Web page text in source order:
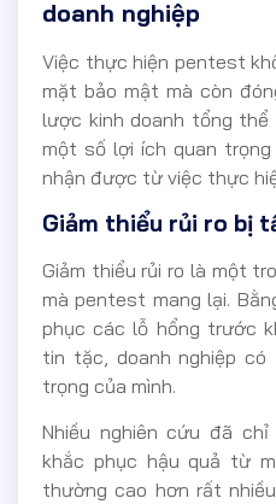
doanh nghiệp
Việc thực hiện pentest
mặt bảo mật mà còn
lược kinh doanh tổng
một số lợi ích quan
nhận được từ việc thực
Giảm thiểu rủi ro bị
Giảm thiểu rủi ro là một
mà pentest mang lại.
phục các lỗ hổng trước
tin tặc, doanh nghiệp
trọng của mình.
Nhiều nghiên cứu đã
khắc phục hậu quả từ
thường cao hơn rất